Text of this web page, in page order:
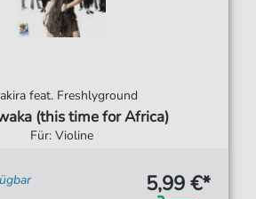
feat. Freshlyground
(this time for Africa)
Für: Violine
5,99 €*